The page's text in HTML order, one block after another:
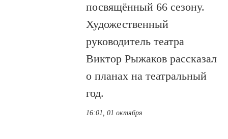
посвящённый 66 сезону.
Художественный
руководитель театра
Виктор Рыжаков рассказал
о планах на театральный
год.
16:01, 01 октября